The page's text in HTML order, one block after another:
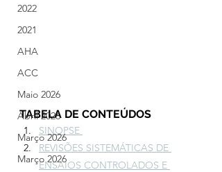
2022
2021
AHA
ACC
Maio 2026
Abril 2026
Março 2026
Março 2026
TABELA DE CONTEÚDOS
SINOPSE
REVISÕES SISTEMÁTICAS DE
ENSAIOS CONTROLADOS E